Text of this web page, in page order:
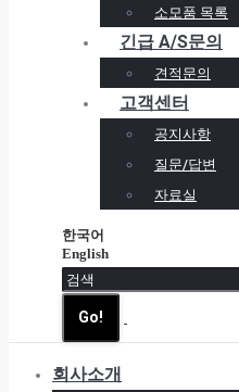
소모품 목록
긴급 A/S문의
견적문의
고객센터
공지사항
질문/답변
자료실
한국어
English
회사소개